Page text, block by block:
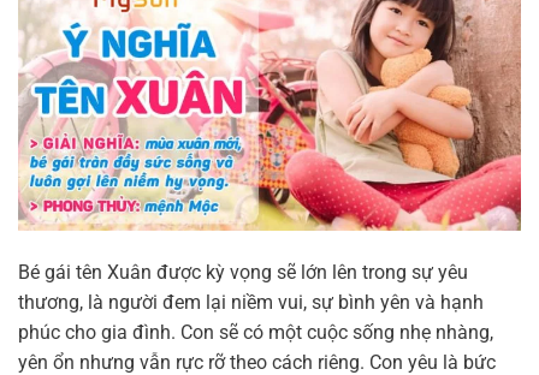
Bé gái tên Xuân được kỳ vọng sẽ lớn lên trong sự yêu
thương, là người đem lại niềm vui, sự bình yên và hạnh
phúc cho gia đình. Con sẽ có một cuộc sống nhẹ nhàng,
yên ổn nhưng vẫn rực rỡ theo cách riêng. Con yêu là bức